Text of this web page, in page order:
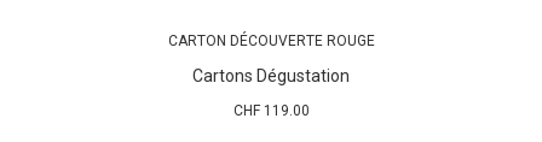
CARTON DÉCOUVERTE ROUGE
Cartons Dégustation
CHF119.00